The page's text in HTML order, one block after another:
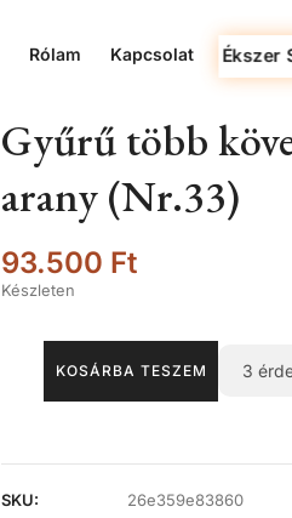
Rólam Kapcsolat Ékszer
Gyűrű több
arany (Nr.33)
93.500 Ft
Készleten
KOSÁRBA TESZEM 3
SKU:
26e359e83860